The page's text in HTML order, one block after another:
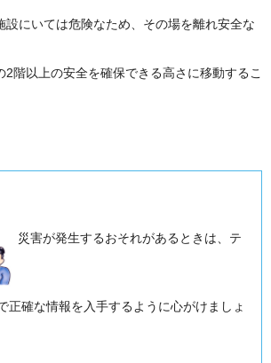
にいては危険なため、その場を離れ安全な
階以上の安全を確保できる高さに移動するこ
災害が発生するおそれがあるときは、テ
正確な情報を入手するように心がけましょ